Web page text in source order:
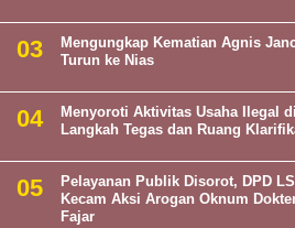
Mengungkap Kematian Agnis
Turun ke Nias
Menyoroti Aktivitas Usaha Ilegal
Langkah Tegas dan Ruang
Pelayanan Publik Disorot, DPD
Kecam Aksi Arogan Oknum
Fajar